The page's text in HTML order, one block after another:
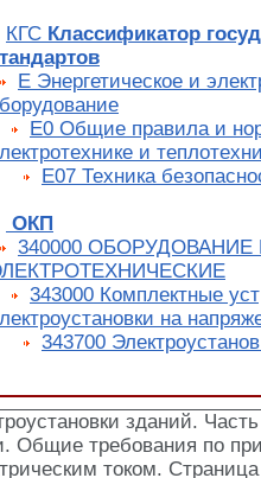
КГС Классификатор
Е Энергетическое и
Е0 Общие правила и
и
Е07 Техника
ОКП
340000
343000 Комплектные
на
343700